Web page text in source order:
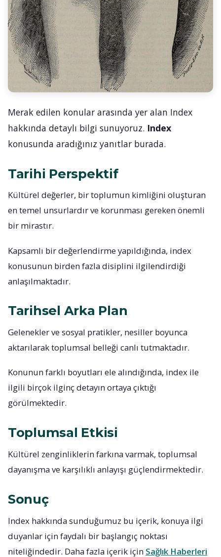
Merak edilen konular arasında yer alan Index
hakkında detaylı bilgi sunuyoruz. Index
konusunda aradığınız yanıtlar burada.
Tarihi Perspektif
Kültürel değerler, bir toplumun kimliğini oluşturan
en temel unsurlardır ve korunması gereken önemli
bir mirastır.
Kapsamlı bir değerlendirme yapıldığında, index
konusunun birden fazla disiplini ilgilendirdiği
anlaşılmaktadır.
Tarihsel Arka Plan
Gelenekler ve sosyal pratikler, nesiller boyunca
aktarılarak toplumsal belleği canlı tutmaktadır.
Konunun farklı boyutları ele alındığında, index ile
ilgili birçok ilginç detayın ortaya çıktığı
görülmektedir.
Toplumsal Etkisi
Kültürel zenginliklerin farkına varmak, toplumsal
dayanışma ve karşılıklı anlayışı güçlendirmektedir.
Sonuç
Index hakkında sunduğumuz bu içerik, konuya ilgi
duyanlar için faydalı bir başlangıç noktası
niteliğindedir. Daha fazla içerik için Sağlık Haberleri